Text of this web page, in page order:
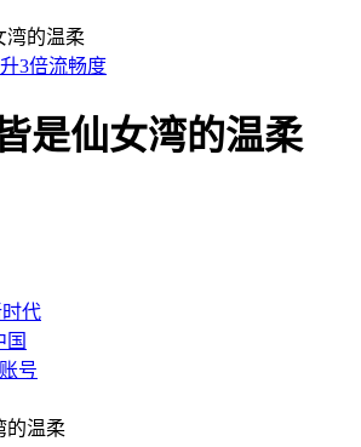
3倍流畅度
是仙女湾的温柔
代
国
号
的温柔